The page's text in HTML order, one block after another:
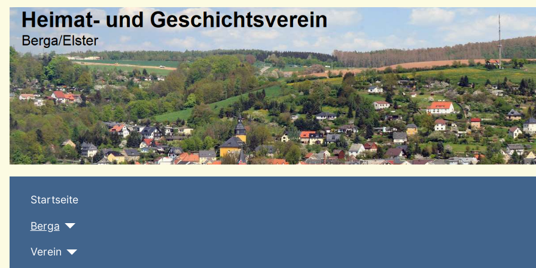
Startseite
Berga
Verein